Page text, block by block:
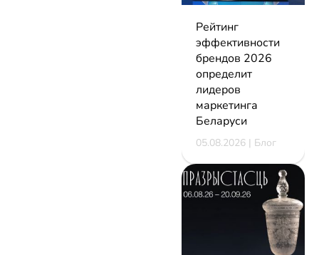
Рейтинг
эффективности
брендов 2026
определит
лидеров
маркетинга
Беларуси
05.08.2026 | Блог